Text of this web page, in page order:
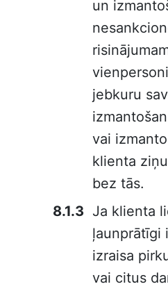
un
jebkuru
vai
klienta
bez tās.
Ja klienta
ļaunprātīgi
izraisa
vai citus